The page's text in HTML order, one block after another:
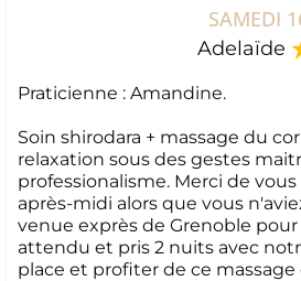
SAMEDI
Adelaïde
Praticienne : Amandine.
Soin shirodara + massage du
relaxation sous des gestes
professionalisme. Merci de
après-midi alors que vous
venue exprès de Grenoble
attendu et pris 2 nuits avec
place et profiter de ce massage